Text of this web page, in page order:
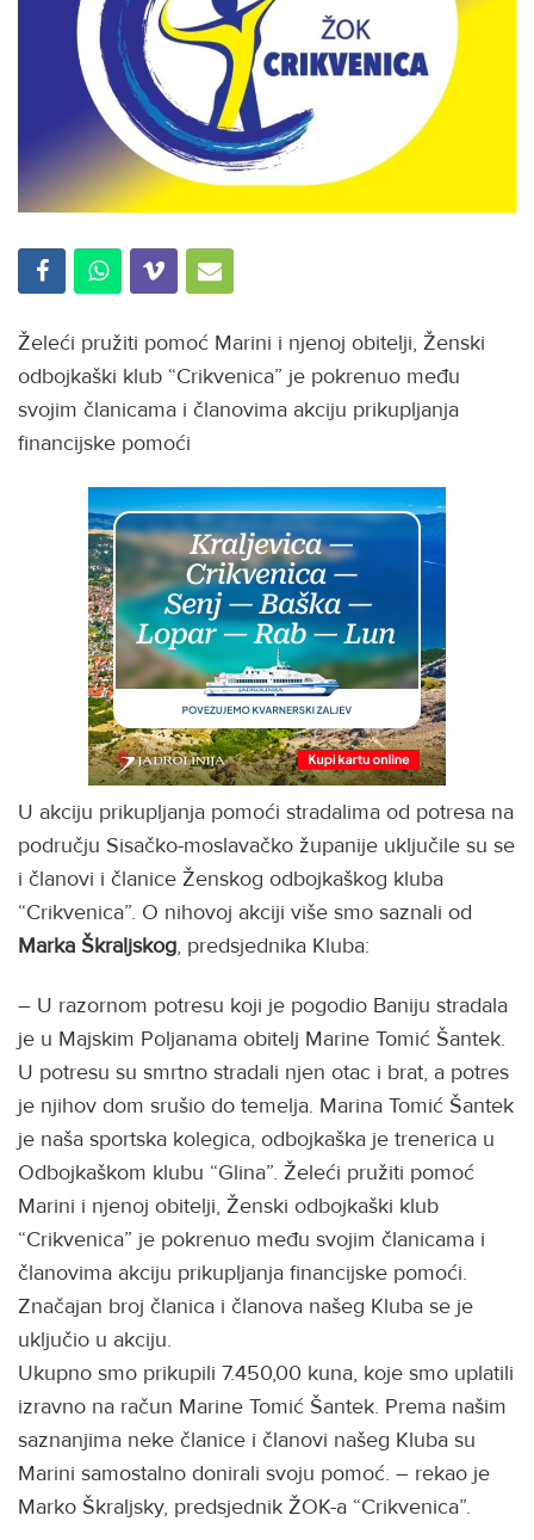
Želeći pružiti pomoć Marini i njenoj obitelji, Ženski
odbojkaški klub “Crikvenica” je pokrenuo među
svojim članicama i članovima akciju prikupljanja
financijske pomoći
U akciju prikupljanja pomoći stradalima od potresa na
području Sisačko-moslavačko županije uključile su se
i članovi i članice Ženskog odbojkaškog kluba
“Crikvenica”. O nihovoj akciji više smo saznali od
Marka Škraljskog, predsjednika Kluba:
– U razornom potresu koji je pogodio Baniju stradala
je u Majskim Poljanama obitelj Marine Tomić Šantek.
U potresu su smrtno stradali njen otac i brat, a potres
je njihov dom srušio do temelja. Marina Tomić Šantek
je naša sportska kolegica, odbojkaška je trenerica u
Odbojkaškom klubu “Glina”. Želeći pružiti pomoć
Marini i njenoj obitelji, Ženski odbojkaški klub
“Crikvenica” je pokrenuo među svojim članicama i
članovima akciju prikupljanja financijske pomoći.
Značajan broj članica i članova našeg Kluba se je
uključio u akciju.
Ukupno smo prikupili 7.450,00 kuna, koje smo uplatili
izravno na račun Marine Tomić Šantek. Prema našim
saznanjima neke članice i članovi našeg Kluba su
Marini samostalno donirali svoju pomoć. – rekao je
Marko Škraljsky, predsjednik ŽOK-a “Crikvenica”.